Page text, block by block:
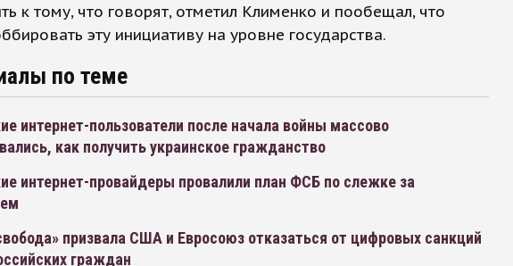
к тому, что говорят, отметил Клименко и пообещал, что
эту инициативу на уровне государства.
по теме
интернет-пользователи после начала войны массово
как получить украинское гражданство
интернет-провайдеры провалили план ФСБ по слежке за
призвала США и Евросоюз отказаться от цифровых санкций
граждан